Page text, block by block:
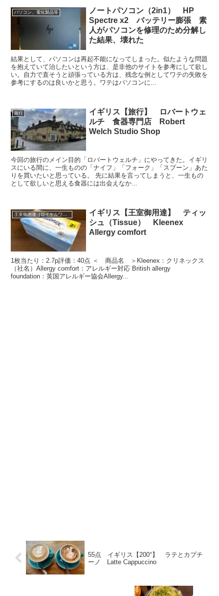
パソコン、電化製品等
ノートパソコン（2in1） HP
Spectre x2 バッテリー膨張 素
人がパソコンを修理のため分解し
た結果、壊れた
結果として、パソコンは再起不能になってしまった。似たような問題
を抱えていて治したいという方は、是非他のサイトを参考にして欲し
い。自力で直そうと頑張っている方は、残念な例としてワテの失敗を
参考にするのは良いかと思う。ワテはパソコンに...
旅行
イギリス【旅行】 ロバートウェ
ルチ 食器専門店 Robert
Welch Studio Shop
今回の旅行のメイン目的「ロバートウェルチ」にやってきた。イギリ
スにいる間に、一生ものの「ナイフ」「フォーク」「スプーン」あた
りを買いたいと思っている。 先に結果を言ってしまうと、一生もの
として欲しいと思える食器には出会えなか...
イギリス【王室御用達】 ティッ
シュ（Tissue） Kleenex
Allergy comfort
1枚当たり：2.7p評価：40点 ＜ 商品名 ＞Kleenex：クリネックス
（社名）Allergy comfort：アレルギー対応 British allergy
foundation：英国アレルギー協会Allergy...
55点 イギリス【200°】 ラテとカプチ
ーノ Latte Cappuccino